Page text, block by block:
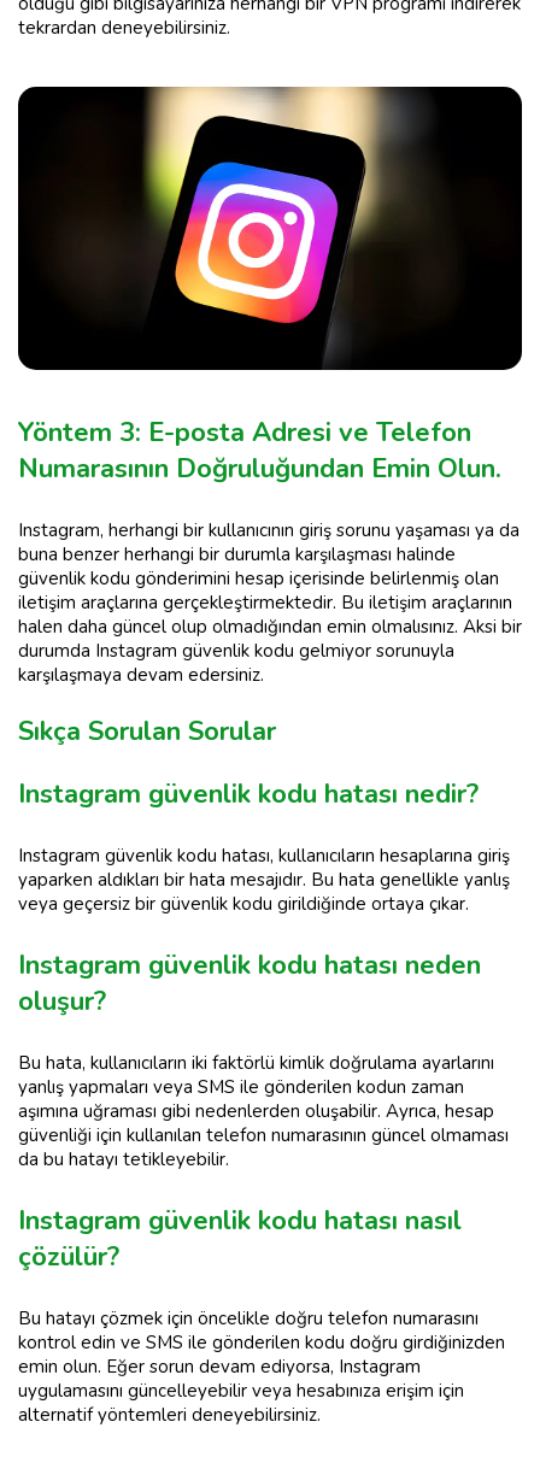
tekrardan deneyebilirsiniz.
Yöntem 3: E-posta Adresi ve Telefon
Numarasının Doğruluğundan Emin Olun.
Instagram, herhangi bir kullanıcının giriş sorunu yaşaması ya da
buna benzer herhangi bir durumla karşılaşması halinde
güvenlik kodu gönderimini hesap içerisinde belirlenmiş olan
iletişim araçlarına gerçekleştirmektedir. Bu iletişim araçlarının
halen daha güncel olup olmadığından emin olmalısınız. Aksi bir
durumda Instagram güvenlik kodu gelmiyor sorunuyla
karşılaşmaya devam edersiniz.
Sıkça Sorulan Sorular
Instagram güvenlik kodu hatası nedir?
Instagram güvenlik kodu hatası, kullanıcıların hesaplarına giriş
yaparken aldıkları bir hata mesajıdır. Bu hata genellikle yanlış
veya geçersiz bir güvenlik kodu girildiğinde ortaya çıkar.
Instagram güvenlik kodu hatası neden
oluşur?
Bu hata, kullanıcıların iki faktörlü kimlik doğrulama ayarlarını
yanlış yapmaları veya SMS ile gönderilen kodun zaman
aşımına uğraması gibi nedenlerden oluşabilir. Ayrıca, hesap
güvenliği için kullanılan telefon numarasının güncel olmaması
da bu hatayı tetikleyebilir.
Instagram güvenlik kodu hatası nasıl
çözülür?
Bu hatayı çözmek için öncelikle doğru telefon numarasını
kontrol edin ve SMS ile gönderilen kodu doğru girdiğinizden
emin olun. Eğer sorun devam ediyorsa, Instagram
uygulamasını güncelleyebilir veya hesabınıza erişim için
alternatif yöntemleri deneyebilirsiniz.